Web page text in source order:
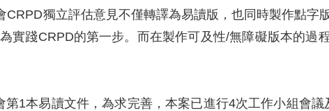
獨立評估意見不僅轉譯為易讀版，也同時製作點字
實踐CRPD的第一步。而在製作可及性/無障礙版本的過
1本易讀文件，為求完善，本案已進行4次工作小組會